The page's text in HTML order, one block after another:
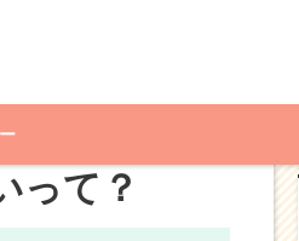
って？